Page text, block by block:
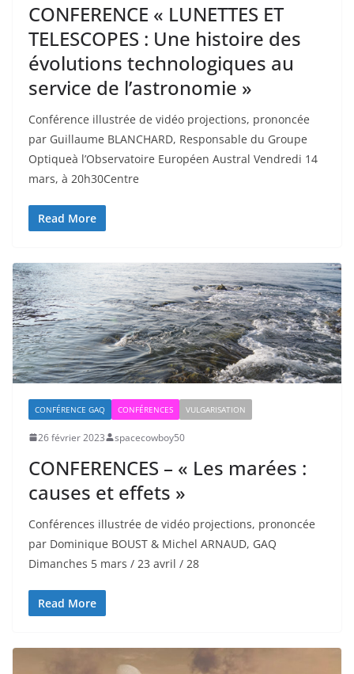
CONFERENCE « LUNETTES ET
TELESCOPES : Une histoire des
évolutions technologiques au
service de l’astronomie »
Conférence illustrée de vidéo projections, prononcée
par Guillaume BLANCHARD, Responsable du Groupe
Optiqueà l’Observatoire Européen Austral Vendredi 14
mars, à 20h30Centre
Read More
CONFÉRENCE GAQ CONFÉRENCES VULGARISATION
26 février 2023 spacecowboy50
CONFERENCES – « Les marées :
causes et effets »
Conférences illustrée de vidéo projections, prononcée
par Dominique BOUST & Michel ARNAUD, GAQ
Dimanches 5 mars / 23 avril / 28
Read More